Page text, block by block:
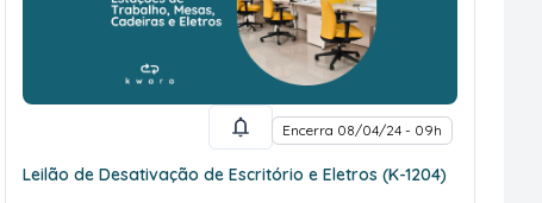
Encerra 08/04/24 - 09h
Leilão de Desativação de Escritório e Eletros (K-1204)